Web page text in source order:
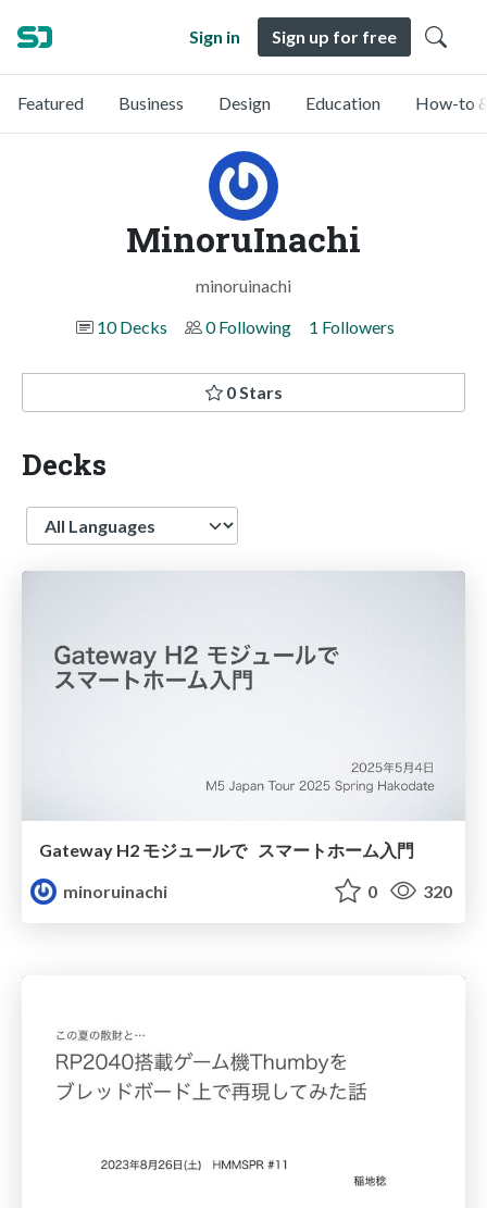
Sign in Sign up for free
Featured Business Design Education How-to
MinoruInachi
minoruinachi
10 Decks
0 Following 1 Followers
0 Stars
Decks
Language
Gateway H2 モジュールで スマートホーム入門
minoruinachi
0 320